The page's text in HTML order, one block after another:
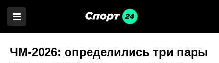
ЧМ-2026: определились три пары